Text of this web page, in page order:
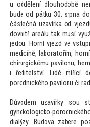
u oddělení dlouhodobě
bude od pátku 30. srpna
částečná uzavírka od
dovnitř areálu tak musí
jedou. Horní vjezd ve
medicíně, laboratořím,
chirurgickému pavilonu,
i ředitelství. Lidé mířící
porodnického pavilonu či
Důvodem uzavírky jsou
gynekologicko-
dialýzy. Budova zabere